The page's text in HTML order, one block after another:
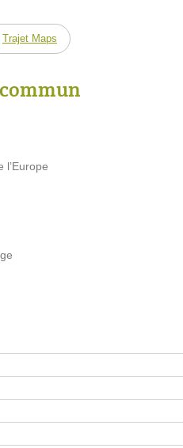
Trajet Maps
l’Europe